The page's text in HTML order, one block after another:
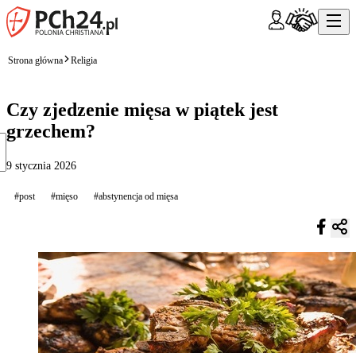
Strona główna Religia
Czy zjedzenie mięsa w piątek jest
grzechem?
9 stycznia 2026
#post #mięso #abstynencja od mięsa